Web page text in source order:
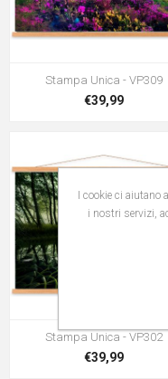
Stampa Unica - VP309
€39,99
Stampa Unica - VP302
€39,99
I cookie ci
i nostri servizi,